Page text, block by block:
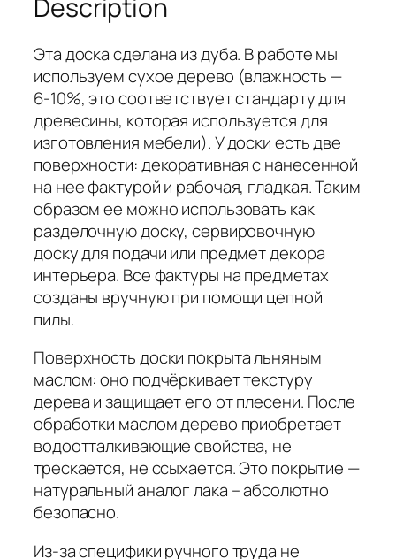
Description
Эта доска сделана из дуба. В работе мы
используем сухое дерево (влажность —
6-10%, это соответствует стандарту для
древесины, которая используется для
изготовления мебели). У доски есть две
поверхности: декоративная с нанесенной
на нее фактурой и рабочая, гладкая. Таким
образом ее можно использовать как
разделочную доску, сервировочную
доску для подачи или предмет декора
интерьера. Все фактуры на предметах
созданы вручную при помощи цепной
пилы.
Поверхность доски покрыта льняным
маслом: оно подчёркивает текстуру
дерева и защищает его от плесени. После
обработки маслом дерево приобретает
водоотталкивающие свойства, не
трескается, не ссыхается. Это покрытие —
натуральный аналог лака – абсолютно
безопасно.
Из-за специфики ручного труда не